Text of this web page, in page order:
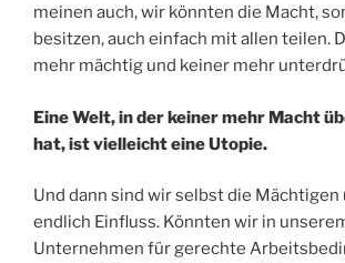
meinen auch, wir könnten die Macht,
besitzen, auch einfach mit allen teilen.
mehr mächtig und keiner mehr
Eine Welt, in der keiner mehr Macht
hat, ist vielleicht eine Utopie.
Und dann sind wir selbst die Mächtigen
endlich Einfluss. Könnten wir in
Unternehmen für gerechte